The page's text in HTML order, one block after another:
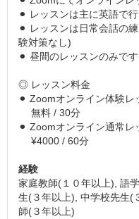
⚫︎ レッスンは主に英語で
⚫︎ レッスンは日常会話の
験対策なし)
⚫︎ 昼間のレッスンのみで
◎ レッスン料金
⚫︎ Zoomオンライン体験レ
無料 / 30分
⚫︎ Zoomオンライン通常レ
¥4000 / 60分
経験
家庭教師(１０年以上), 語
生(３年以上), 中学校先生(
師(３年以上)